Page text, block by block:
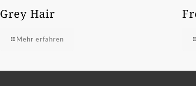
Grey Hair
Mehr erfahren